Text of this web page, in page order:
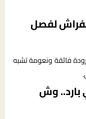
لفصل
فائقة ونعومة تشبه
بارد.. وش